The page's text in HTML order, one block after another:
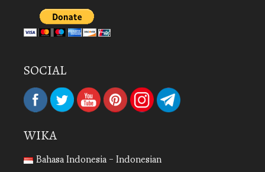
SOCIAL
WIKA
Bahasa Indonesia - Indonesian